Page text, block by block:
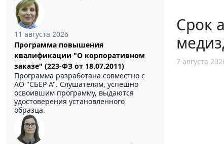
11 августа 2026
Программа повышения
квалификации "О корпоративном
заказе" (223-ФЗ от 18.07.2011)
Программа разработана совместно с
АО ''СБЕР А". Слушателям, успешно
освоившим программу, выдаются
удостоверения установленного
образца.
Срок
7 августа